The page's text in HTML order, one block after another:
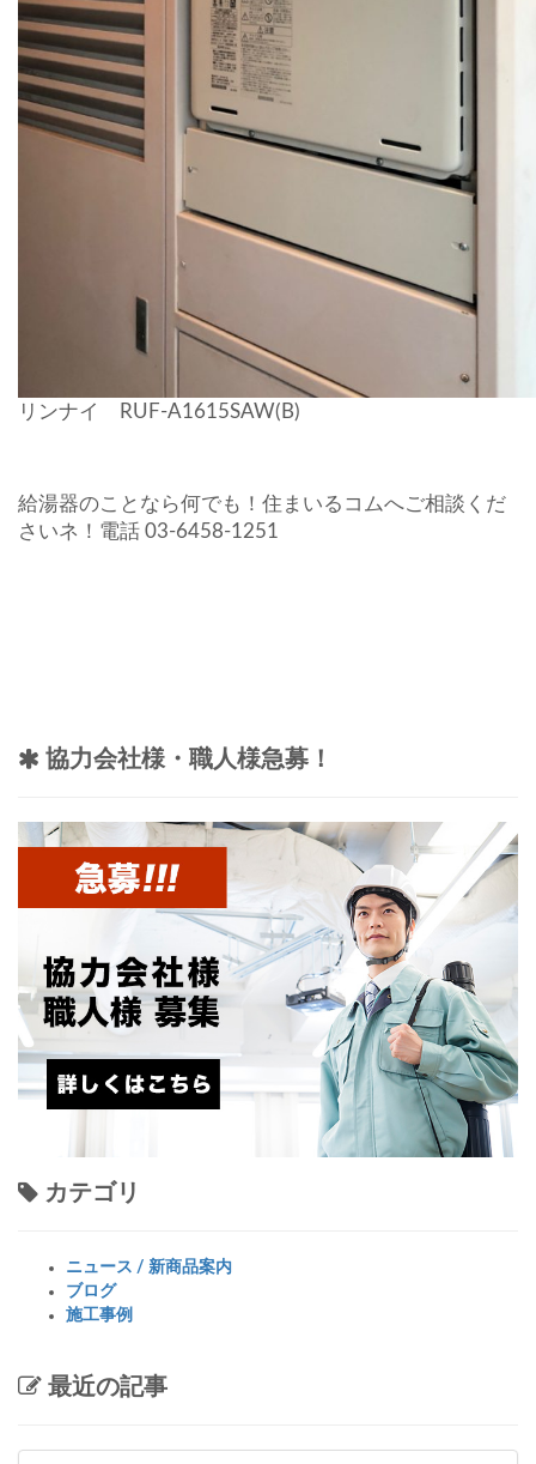
リンナイ RUF-A1615SAW(B)
給湯器のことなら何でも！住まいるコムへご相談くだ
さいネ！電話 03-6458-1251
協力会社様・職人様急募！
カテゴリ
ニュース / 新商品案内
ブログ
施工事例
最近の記事